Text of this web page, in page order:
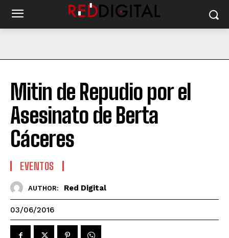
Mitin de Repudio por el
Asesinato de Berta
Cáceres
EVENTOS
AUTHOR: Red Digital
03/06/2016